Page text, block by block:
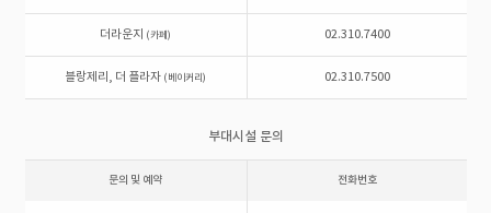
더라운지 (카페) 02.310.7400
블랑제리, 더 플라자 (베이커리) 02.310.7500
부대시설 문의
문의 및 예약 전화번호